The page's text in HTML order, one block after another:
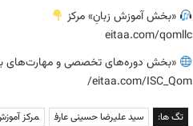
«بخش آموزش زبانِ» مرکز
eitaa.com/qomllc
«بخش دوره‌های تخصصی و مهارت‌های
eitaa.com/ISC_Qom/
تگ ها: سید علیرضا حسینی عارف مرکز